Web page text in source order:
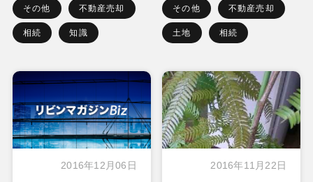
その他 不動産売却
相続 知識
その他 不動産売却
土地 相続
2016年12月06日 2016年11月22日